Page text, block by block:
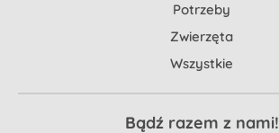
Potrzeby
Zwierzęta
Wszystkie
Bądź razem z nami!